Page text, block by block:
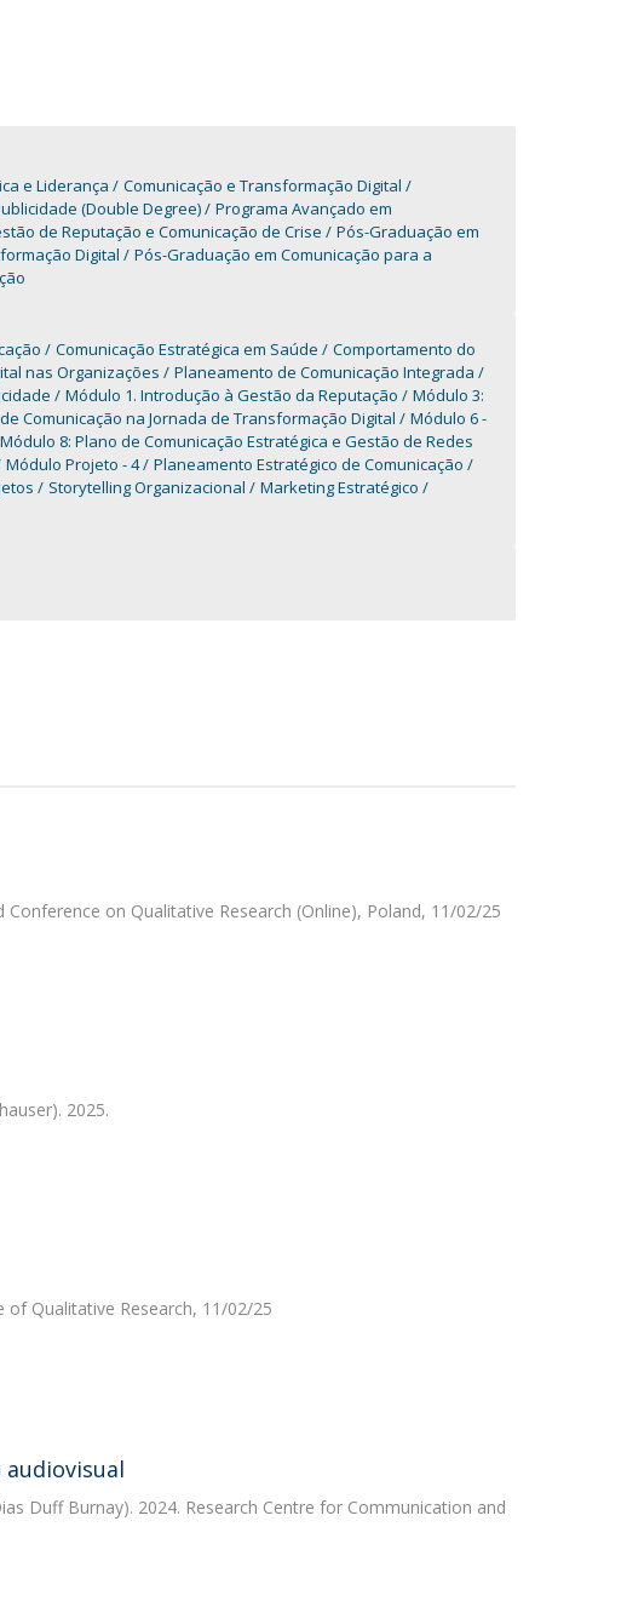
e Liderança
Comunicação e Transformação Digital
(Double Degree)
Programa Avançado em
de Reputação e Comunicação de Crise
Pós-Graduação em
Digital
Pós-Graduação em Comunicação para a
Comunicação Estratégica em Saúde
Comportamento do
nas Organizações
Planeamento de Comunicação Integrada
Módulo 1. Introdução à Gestão da Reputação
Módulo 3:
Comunicação na Jornada de Transformação Digital
Módulo 6 -
Módulo 8: Plano de Comunicação Estratégica e Gestão de Redes
Módulo Projeto - 4
Planeamento Estratégico de Comunicação
Storytelling Organizacional
Marketing Estratégico
on Qualitative Research (Online), Poland, 11/02/25
2025.
of Qualitative Research, 11/02/25
Duff Burnay). 2024. Research Centre for Communication and